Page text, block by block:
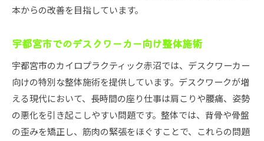
本からの改善を目指しています。
宇都宮市でのデスクワーカー向け整体施術
宇都宮市のカイロプラクティック赤沼では、デスクワーカー
向けの特別な整体施術を提供しています。デスクワークが増
える現代において、長時間の座り仕事は肩こりや腰痛、姿勢
の悪化を引き起こしやすい問題です。整体では、背骨や骨盤
の歪みを矯正し、筋肉の緊張をほぐすことで、これらの問題